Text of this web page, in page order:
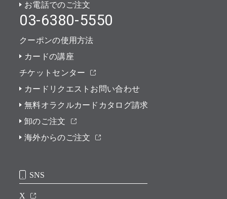
お電話でのご注文
03-6380-5550
クーポンの使用方法
カードの講座
チケットセンター
カードリクエストお問い合わせ
無料オラクルカードカタログ請求
卸のご注文
海外からのご注文
SNS
X